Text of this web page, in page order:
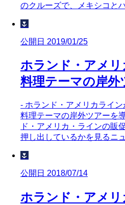
のクルーズで、メキシコと
🌷
公開日 2019/01/25
ホランド・アメ
料理テーマの岸外
- ホランド・アメリカライ
料理テーマの岸外ツアーを
ド・アメリカ・ラインの販
押し出しているかを見るニ
🌷
公開日 2018/07/14
ホランド・アメ